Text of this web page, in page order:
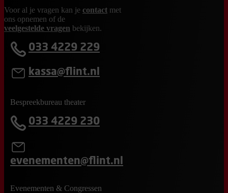
Voor al je vragen kan je contact met
ons opnemen of de
veelgestelde vragen bekijken.
033 4229 229
kassa@flint.nl
Bespreekbureau theater
033 4229 230
evenementen@flint.nl
Evenementen & Congressen